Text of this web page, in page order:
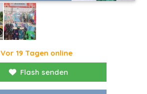
Vor 19 Tagen online
Flash senden